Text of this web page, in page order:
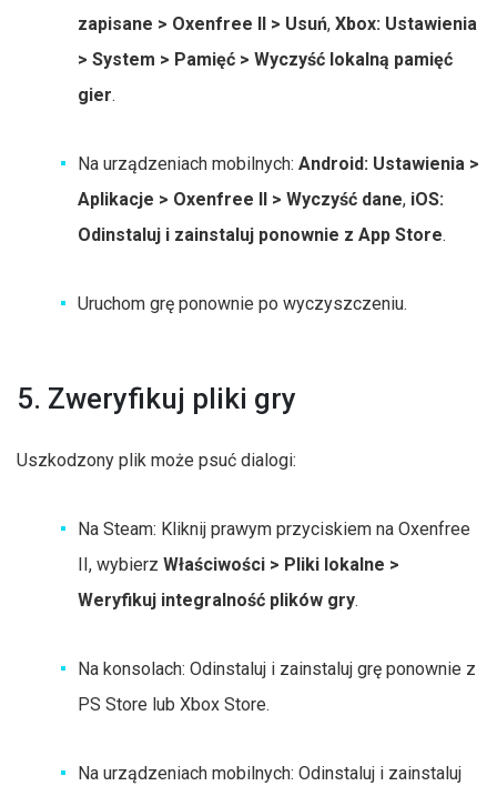
zapisane > Oxenfree II > Usuń, Xbox: Ustawienia
> System > Pamięć > Wyczyść lokalną pamięć
gier.
Na urządzeniach mobilnych: Android: Ustawienia >
Aplikacje > Oxenfree II > Wyczyść dane, iOS:
Odinstaluj i zainstaluj ponownie z App Store.
Uruchom grę ponownie po wyczyszczeniu.
5. Zweryfikuj pliki gry
Uszkodzony plik może psuć dialogi:
Na Steam: Kliknij prawym przyciskiem na Oxenfree
II, wybierz Właściwości > Pliki lokalne >
Weryfikuj integralność plików gry.
Na konsolach: Odinstaluj i zainstaluj grę ponownie z
PS Store lub Xbox Store.
Na urządzeniach mobilnych: Odinstaluj i zainstaluj